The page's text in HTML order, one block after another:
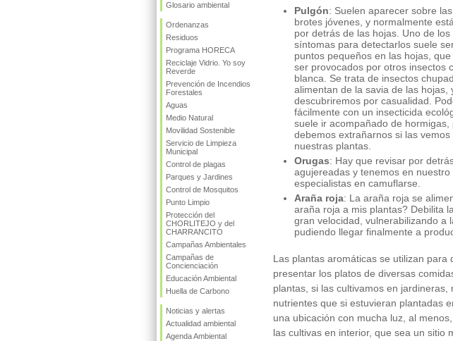
Glosario ambiental
Ordenanzas
Residuos
Programa HORECA
Reciclaje Vidrio. Yo soy
Reverde
Prevención de Incendios
Forestales
Aguas
Medio Natural
Movilidad Sostenible
Servicio de Limpieza
Municipal
Control de plagas
Parques y Jardines
Control de Mosquitos
Punto Limpio
Protección del
CHORLITEJO y del
CHARRANCITO
Campañas Ambientales
Campañas de
Concienciación
Educación Ambiental
Huella de Carbono
Noticias y alertas
Actualidad ambiental
Agenda Ambiental
Pulgón: Suelen aparecer sobre
brotes jóvenes, y normalmente
por detrás de las hojas. Uno de
síntomas para detectarlos suele
puntos pequeños en las hojas,
ser provocados por otros insectos
blanca. Se trata de insectos
alimentan de la savia de las hojas,
descubriremos por casualidad.
fácilmente con un insecticida
suele ir acompañado de hormigas,
debemos extrañarnos si las vemos
nuestras plantas.
Orugas: Hay que revisar por
agujereadas y tenemos en
especialistas en camuflarse.
Araña roja: La araña roja se
araña roja a mis plantas? Debilita
gran velocidad, vulnerabilizando a
pudiendo llegar finalmente a
Las plantas aromáticas se utilizan para
presentar los platos de diversas
plantas, si las cultivamos en jardineras,
nutrientes que si estuvieran plantadas
una ubicación con mucha luz, al
las cultivas en interior, que sea un sitio